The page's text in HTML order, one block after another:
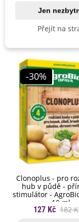
Mohlo by se
-30%
Clonoplus - pro
hub v půdě -
stimulátor -
- 10 ml
127 Kč 182
Jen
Přejít na